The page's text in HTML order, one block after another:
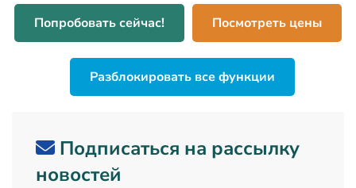
Попробовать сейчас! Посмотреть цены
Разблокировать все функции
Подписаться на рассылку
новостей